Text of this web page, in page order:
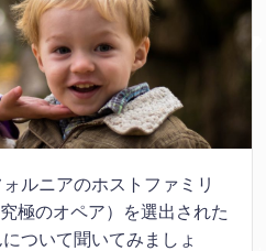
ルニアのホストファミリ
極のオペア）を選出された
ついて聞いてみましょ